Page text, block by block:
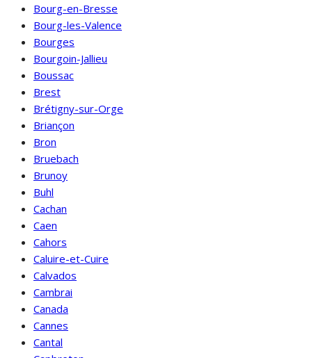
Bourg-en-Bresse
Bourg-les-Valence
Bourges
Bourgoin-Jallieu
Boussac
Brest
Brétigny-sur-Orge
Briançon
Bron
Bruebach
Brunoy
Buhl
Cachan
Caen
Cahors
Caluire-et-Cuire
Calvados
Cambrai
Canada
Cannes
Cantal